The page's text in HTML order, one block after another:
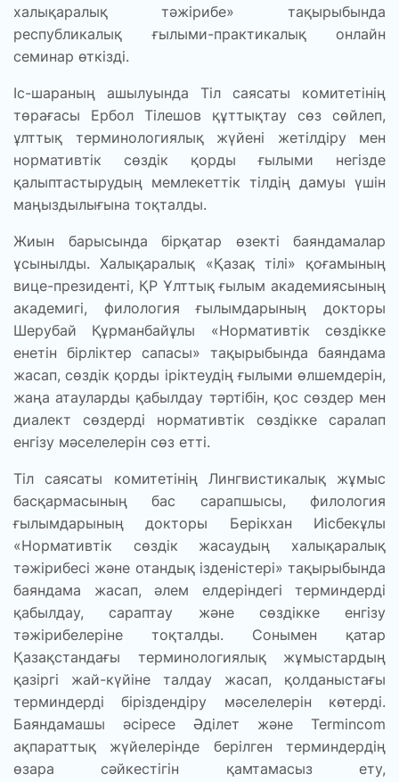
халықаралық тәжірибе» тақырыбында
республикалық ғылыми-практикалық онлайн
семинар өткізді.
Іс-шараның ашылуында Тіл саясаты комитетінің
төрағасы Ербол Тілешов құттықтау сөз сөйлеп,
ұлттық терминологиялық жүйені жетілдіру мен
нормативтік сөздік қорды ғылыми негізде
қалыптастырудың мемлекеттік тілдің дамуы үшін
маңыздылығына тоқталды.
Жиын барысында бірқатар өзекті баяндамалар
ұсынылды. Халықаралық «Қазақ тілі» қоғамының
вице-президенті, ҚР Ұлттық ғылым академиясының
академигі, филология ғылымдарының докторы
Шерубай Құрманбайұлы «Нормативтік сөздікке
енетін бірліктер сапасы» тақырыбында баяндама
жасап, сөздік қорды іріктеудің ғылыми өлшемдерін,
жаңа атауларды қабылдау тәртібін, қос сөздер мен
диалект сөздерді нормативтік сөздікке саралап
енгізу мәселелерін сөз етті.
Тіл саясаты комитетінің Лингвистикалық жұмыс
басқармасының бас сарапшысы, филология
ғылымдарының докторы Берікхан Иісбекұлы
«Нормативтік сөздік жасаудың халықаралық
тәжірибесі және отандық ізденістері» тақырыбында
баяндама жасап, әлем елдеріндегі терминдерді
қабылдау, сараптау және сөздікке енгізу
тәжірибелеріне тоқталды. Сонымен қатар
Қазақстандағы терминологиялық жұмыстардың
қазіргі жай-күйіне талдау жасап, қолданыстағы
терминдерді біріздендіру мәселелерін көтерді.
Баяндамашы әсіресе Әділет және Termincom
ақпараттық жүйелерінде берілген терминдердің
өзара сәйкестігін қамтамасыз ету,